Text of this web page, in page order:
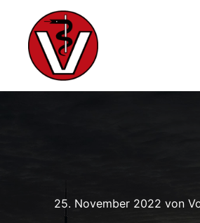
25. November 2022 von